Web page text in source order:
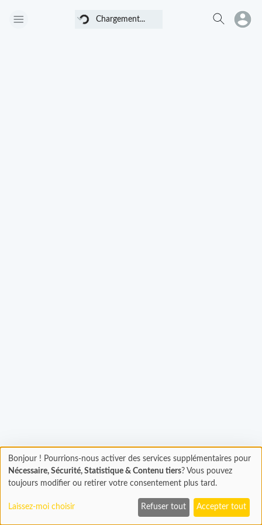
Chargement... Chargement...
Chargement
En cours...
Bonjour ! Pourrions-nous activer des services supplémentaires pour
Nécessaire, Sécurité, Statistique & Contenu tiers? Vous pouvez
toujours modifier ou retirer votre consentement plus tard.
Laissez-moi choisir Refuser tout Accepter tout